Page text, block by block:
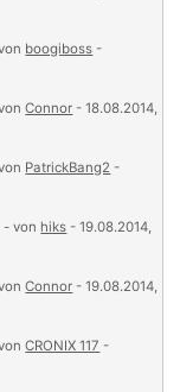
boogiboss -
Connor - 18.08.2014,
PatrickBang2 -
- von hiks - 19.08.2014,
Connor - 19.08.2014,
CRONIX 117 -